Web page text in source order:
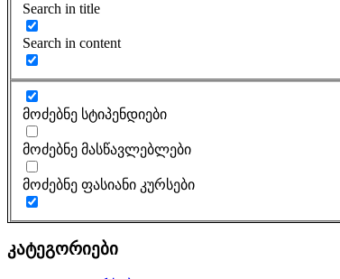
Search in title
Search in content
მოძებნე სტიპენდიები
მოძებნე მასწავლებლები
მოძებნე ფასიანი კურსები
კატეგორიები